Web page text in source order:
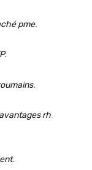
pme.
.
.
rh
.